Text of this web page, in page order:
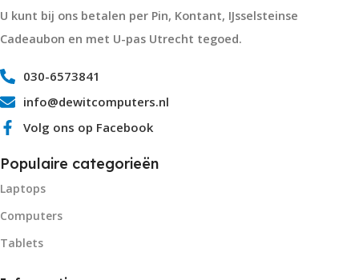
U kunt bij ons betalen per Pin, Kontant, IJsselsteinse
Cadeaubon en met U-pas Utrecht tegoed.
030-6573841
info@dewitcomputers.nl
Volg ons op Facebook
Populaire categorieën
Laptops
Computers
Tablets